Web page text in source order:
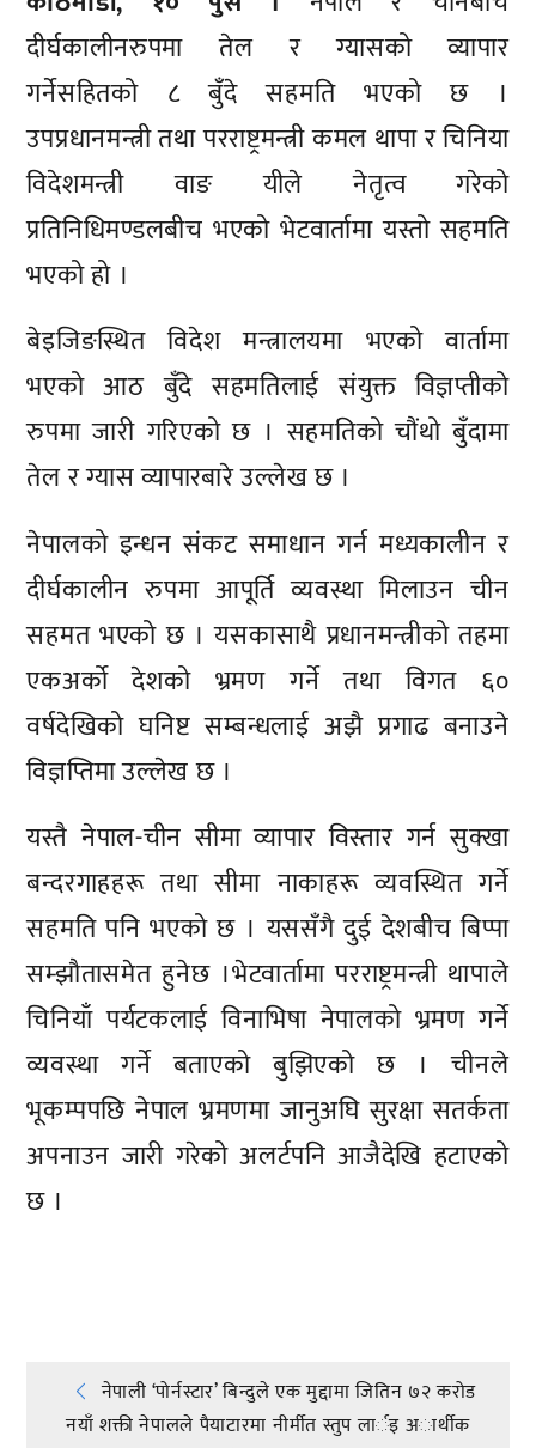
दीर्घकालीनरुपमा तेल र ग्यासको व्यापार
गर्नेसहितको ८ बुँदे सहमति भएको छ ।
उपप्रधानमन्त्री तथा परराष्ट्रमन्त्री कमल थापा र चिनिया
विदेशमन्त्री वाङ यीले नेतृत्व गरेको
प्रतिनिधिमण्डलबीच भएको भेटवार्तामा यस्तो सहमति
भएको हो ।
बेइजिङस्थित विदेश मन्त्रालयमा भएको वार्तामा
भएको आठ बुँदे सहमतिलाई संयुक्त विज्ञप्तीको
रुपमा जारी गरिएको छ । सहमतिको चौंथो बुँदामा
तेल र ग्यास व्यापारबारे उल्लेख छ ।
नेपालको इन्धन संकट समाधान गर्न मध्यकालीन र
दीर्घकालीन रुपमा आपूर्ति व्यवस्था मिलाउन चीन
सहमत भएको छ । यसकासाथै प्रधानमन्त्रीको तहमा
एकअर्को देशको भ्रमण गर्ने तथा विगत ६०
वर्षदेखिको घनिष्ट सम्बन्धलाई अझै प्रगाढ बनाउने
विज्ञप्तिमा उल्लेख छ ।
यस्तै नेपाल-चीन सीमा व्यापार विस्तार गर्न सुक्खा
बन्दरगाहहरू तथा सीमा नाकाहरू व्यवस्थित गर्ने
सहमति पनि भएको छ । यससँगै दुई देशबीच बिप्पा
सम्झौतासमेत हुनेछ ।भेटवार्तामा परराष्ट्रमन्त्री थापाले
चिनियाँ पर्यटकलाई विनाभिषा नेपालको भ्रमण गर्ने
व्यवस्था गर्ने बताएको बुझिएको छ । चीनले
भूकम्पपछि नेपाल भ्रमणमा जानुअघि सुरक्षा सतर्कता
अपनाउन जारी गरेको अलर्टपनि आजैदेखि हटाएको
छ ।
Postनेपाली ‘पोर्नस्टार’ बिन्दुले एक मुद्दामा जितिन ७२ करोड
नयाँ शक्ती नेपालले पैयाटारमा नीर्मीत स्तुप लार्इ अार्थीक